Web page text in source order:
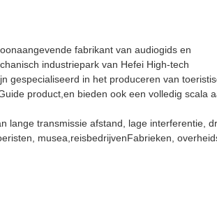
fabrikant van audiogids en
industriepark van Hefei High-tech
gespecialiseerd in het produceren van
product,en bieden ook een volledig scala
lange transmissie afstand, lage interferentie,
musea,reisbedrijvenFabrieken,